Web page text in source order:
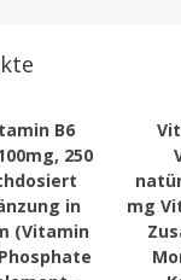
B6
250
in
(Vitamin
mg